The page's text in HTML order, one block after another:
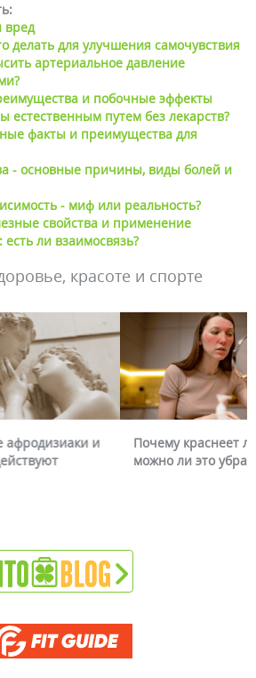
вред
делать для улучшения самочувствия
артериальное давление
и побочные эффекты
естественным путем без лекарств?
факты и преимущества для
- основные причины, виды болей и
- миф или реальность?
свойства и применение
ли взаимосвязь?
красоте и спорте
и
Почему краснеет лицо и
можно ли это убрать